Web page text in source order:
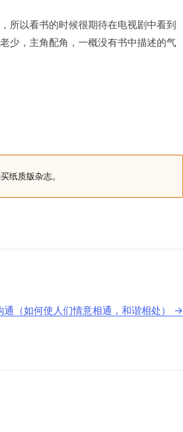
以看书的时候很期待在电视剧中看到
少，主角配角，一概没有书中描述的气
纸质版杂志。
通（如何使人们情意相通，和谐相处） →